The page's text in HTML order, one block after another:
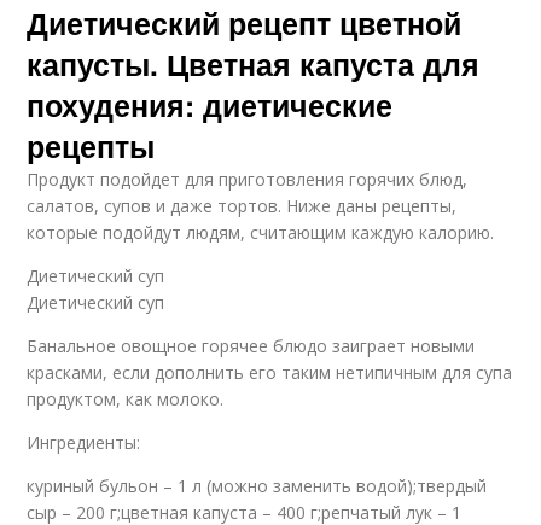
Салат с морской
капустой
Капуста для
Салат из
капусты
Дукаты из цветной
Диетический рецепт цветной
капусты. Цветная капуста для
похудения: диетические
рецепты
Продукт подойдет для приготовления горячих блюд,
салатов, супов и даже тортов. Ниже даны рецепты,
которые подойдут людям, считающим каждую калорию.
Диетический суп
Диетический суп
Банальное овощное горячее блюдо заиграет новыми
красками, если дополнить его таким нетипичным для супа
продуктом, как молоко.
Ингредиенты:
куриный бульон – 1 л (можно заменить водой);твердый
сыр – 200 г;цветная капуста – 400 г;репчатый лук – 1